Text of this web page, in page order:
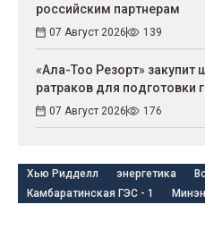
российским партнерам
07 Август 2026 139
«Ала-Тоо Резорт» закупит
ратраков для подготовки
07 Август 2026 176
Хью Ридделл энергетика
Камбаратинская ГЭС - 1